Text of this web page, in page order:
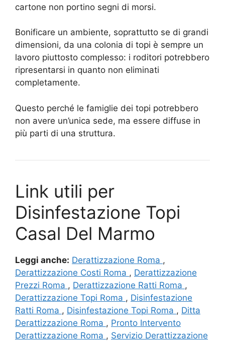
cartone non portino segni di morsi.
Bonificare un ambiente, soprattutto se di grandi
dimensioni, da una colonia di topi è sempre un
lavoro piuttosto complesso: i roditori potrebbero
ripresentarsi in quanto non eliminati
completamente.
Questo perché le famiglie dei topi potrebbero
non avere un’unica sede, ma essere diffuse in
più parti di una struttura.
Link utili per
Disinfestazione Topi
Casal Del Marmo
Leggi anche: Derattizzazione Roma ,
Derattizzazione Costi Roma , Derattizzazione
Prezzi Roma , Derattizzazione Ratti Roma ,
Derattizzazione Topi Roma , Disinfestazione
Ratti Roma , Disinfestazione Topi Roma , Ditta
Derattizzazione Roma , Pronto Intervento
Derattizzazione Roma , Servizio Derattizzazione